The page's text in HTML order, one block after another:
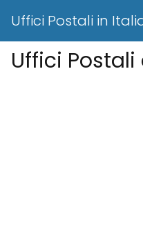
Uffici Postali in
Uffici Postali